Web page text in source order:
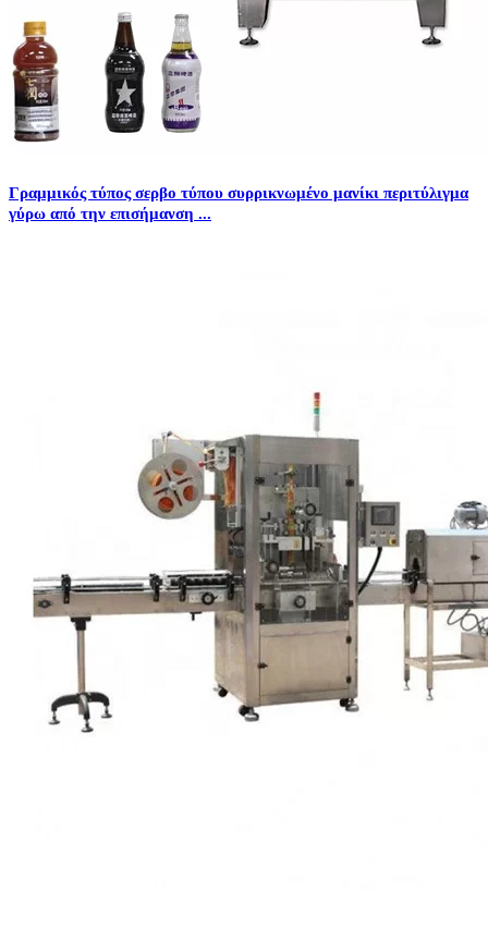
Γραμμικός τύπος σερβο τύπου συρρικνωμένο μανίκι περιτύλιγμα
γύρω από την επισήμανση ...